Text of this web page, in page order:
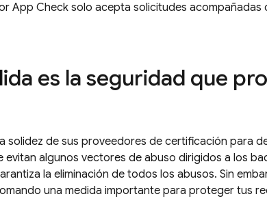
App Check solo acepta solicitudes acompañadas
es la seguridad que
solidez de sus proveedores de certificación para
evitan algunos vectores de abuso dirigidos a los
la eliminación de todos los abusos. Sin
una medida importante para proteger tus